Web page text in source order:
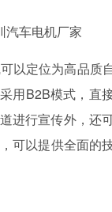
可以定位为高品
用B2B模式，
进行宣传外，
，可以提供全